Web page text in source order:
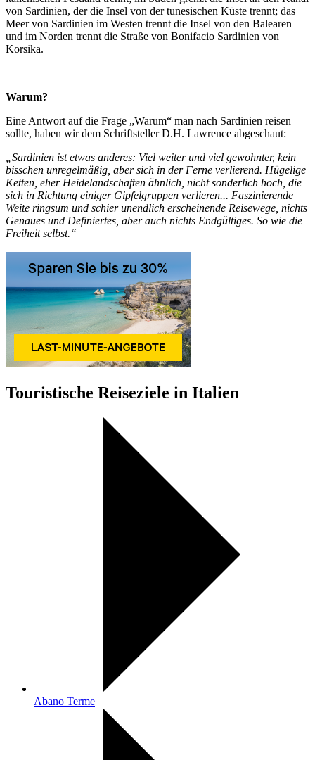
von Sardinien, der die Insel von der tunesischen Küste trennt; das
Meer von Sardinien im Westen trennt die Insel von den Balearen
und im Norden trennt die Straße von Bonifacio Sardinien von
Korsika.
Warum?
Eine Antwort auf die Frage „Warum“ man nach Sardinien reisen
sollte, haben wir dem Schriftsteller D.H. Lawrence abgeschaut:
„Sardinien ist etwas anderes: Viel weiter und viel gewohnter, kein
bisschen unregelmäßig, aber sich in der Ferne verlierend. Hügelige
Ketten, eher Heidelandschaften ähnlich, nicht sonderlich hoch, die
sich in Richtung einiger Gipfelgruppen verlieren... Faszinierende
Weite ringsum und schier unendlich erscheinende Reisewege, nichts
Genaues und Definiertes, aber auch nichts Endgültiges. So wie die
Freiheit selbst.“
Touristische Reiseziele in Italien
Abano Terme